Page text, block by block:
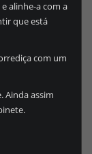
alinhe-a com a
que está
com um
Ainda assim